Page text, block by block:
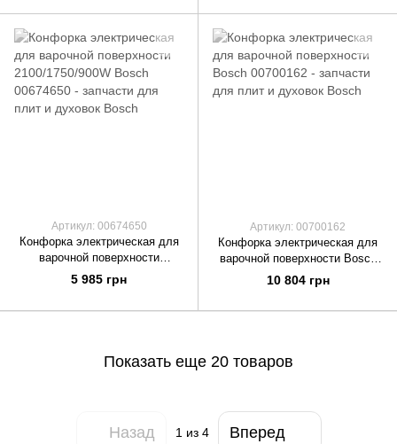
Артикул: 00674650
Конфорка электрическая для
варочной поверхности
2100/1750/900W Bosch
00674650
5 985 грн
Артикул: 00700162
Конфорка электрическая для
варочной поверхности Bosch
00700162
10 804 грн
Показать еще 20 товаров
Назад 1из 4 Вперед